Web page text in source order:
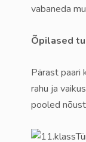
vabaneda
Õpilased
Pärast paari
rahu ja
pooled